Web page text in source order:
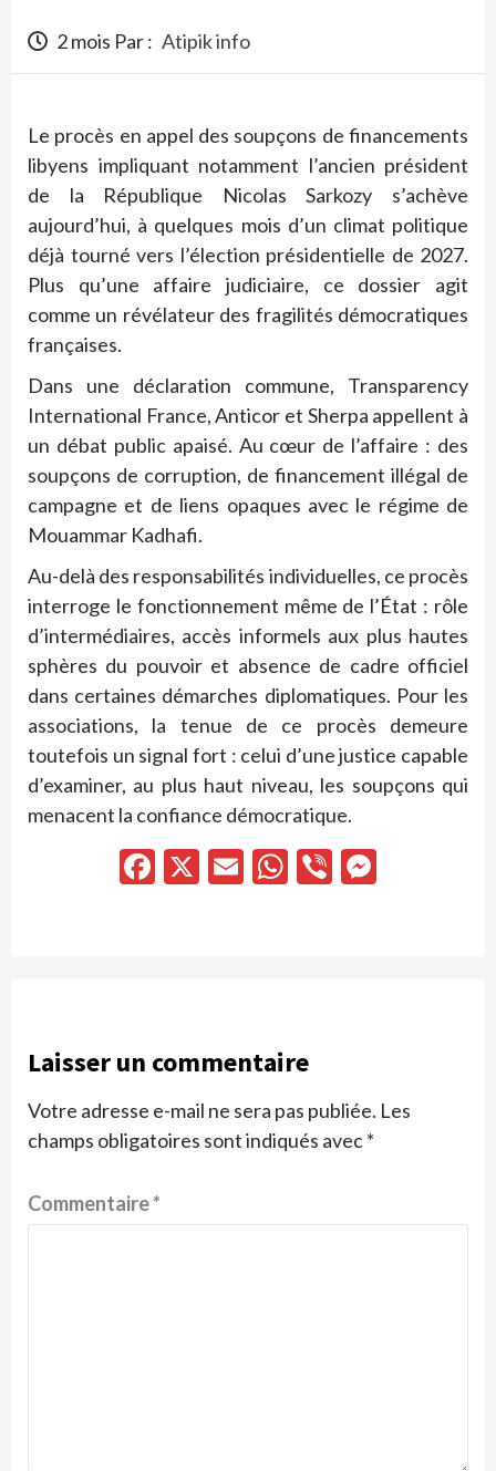
2 mois Par : Atipik info
Le procès en appel des soupçons de financements
libyens impliquant notamment l’ancien président
de la République Nicolas Sarkozy s’achève
aujourd’hui, à quelques mois d’un climat politique
déjà tourné vers l’élection présidentielle de 2027.
Plus qu’une affaire judiciaire, ce dossier agit
comme un révélateur des fragilités démocratiques
françaises.
Dans une déclaration commune, Transparency
International France, Anticor et Sherpa appellent à
un débat public apaisé. Au cœur de l’affaire : des
soupçons de corruption, de financement illégal de
campagne et de liens opaques avec le régime de
Mouammar Kadhafi.
Au-delà des responsabilités individuelles, ce procès
interroge le fonctionnement même de l’État : rôle
d’intermédiaires, accès informels aux plus hautes
sphères du pouvoir et absence de cadre officiel
dans certaines démarches diplomatiques. Pour les
associations, la tenue de ce procès demeure
toutefois un signal fort : celui d’une justice capable
d’examiner, au plus haut niveau, les soupçons qui
menacent la confiance démocratique.
Facebook
X EmailWhatsApp
Viber
Laisser un commentaire
Votre adresse e-mail ne sera pas publiée. Les
champs obligatoires sont indiqués avec*
Commentaire*